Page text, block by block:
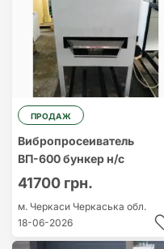
ПРОДАЖ
Вибропросеиватель
ВП-600 бункер н/с
41700 грн.
м. Черкаси Черкаська обл.
18-06-2026